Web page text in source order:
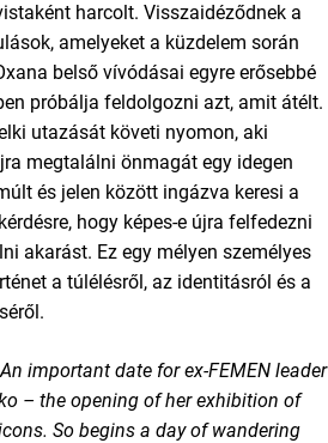
harcolt. Visszaidéződnek a
amelyeket a küzdelem során
belső vívódásai egyre erősebbé
próbálja feldolgozni azt, amit átélt.
utazását követi nyomon, aki
megtalálni önmagát egy idegen
és jelen között ingázva keresi a
hogy képes-e újra felfedezni
akarást. Ez egy mélyen személyes
a túlélésről, az identitásról és a
important date for ex-FEMEN leader
– the opening of her exhibition of
So begins a day of wandering